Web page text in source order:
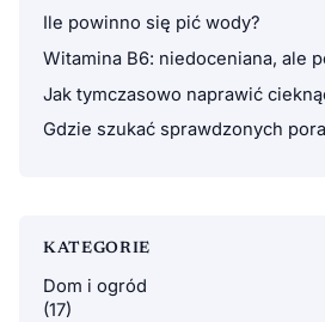
Ile powinno się pić wody?
Witamina B6: niedoceniana, ale
Jak tymczasowo naprawić
Gdzie szukać sprawdzonych
KATEGORIE
Dom i ogród
(17)